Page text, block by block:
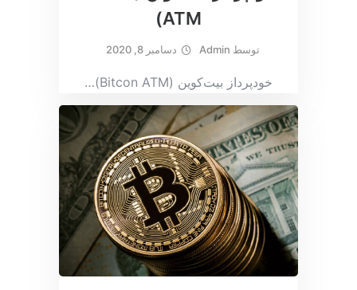
ATM)
توسط Admin دسامبر 8, 2020
خودپرداز بیت‌کوین (Bitcon ATM) …